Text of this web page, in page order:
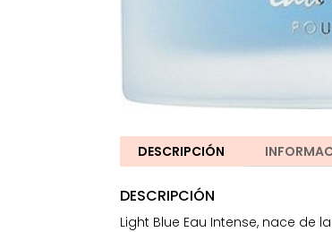
DESCRIPCIÓN
DESCRIPCIÓN
Light Blue Eau Intense, nace de